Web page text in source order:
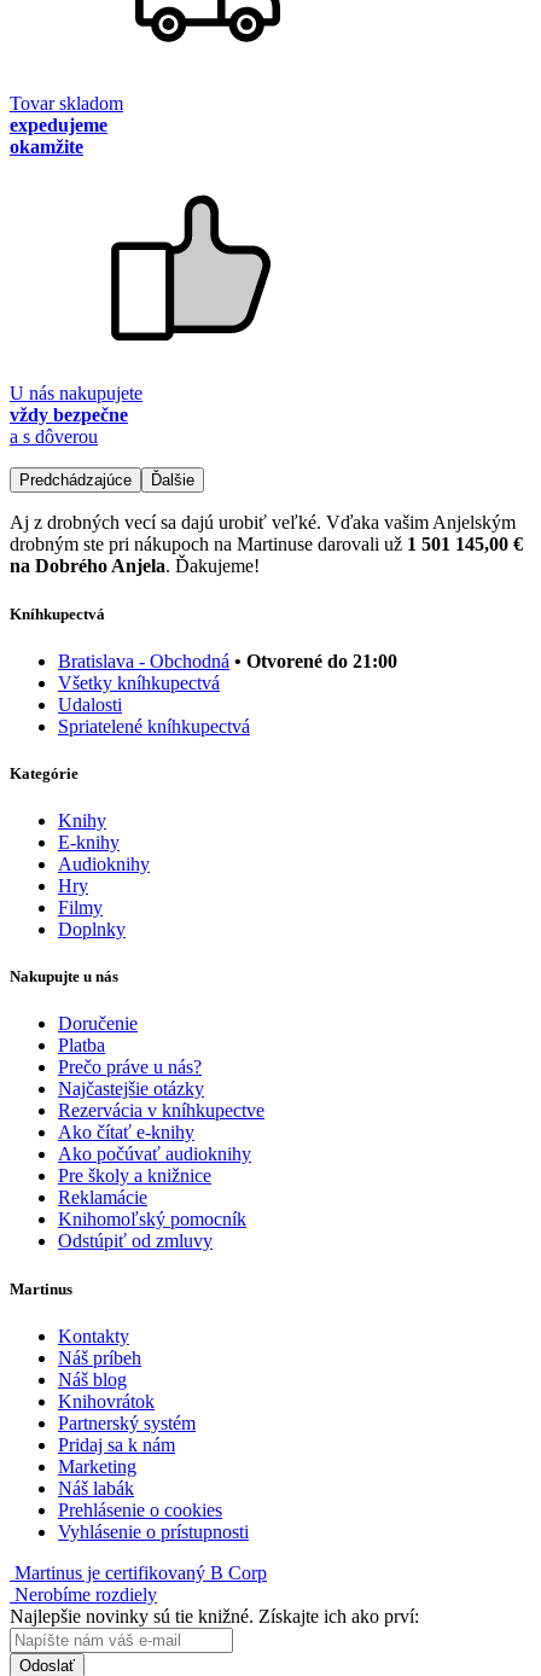
Tovar skladom
expedujeme
okamžite
U nás nakupujete
vždy bezpečne
a s dôverou
Predchádzajúce Ďalšie
Aj z drobných vecí sa dajú urobiť veľké. Vďaka vašim Anjelským
drobným ste pri nákupoch na Martinuse darovali už 1 501 145,00 €
na Dobrého Anjela. Ďakujeme!
Kníhkupectvá
Bratislava - Obchodná • Otvorené do 21:00
Všetky kníhkupectvá
Udalosti
Spriatelené kníhkupectvá
Kategórie
Knihy
E-knihy
Audioknihy
Hry
Filmy
Doplnky
Nakupujte u nás
Doručenie
Platba
Prečo práve u nás?
Najčastejšie otázky
Rezervácia v kníhkupectve
Ako čítať e-knihy
Ako počúvať audioknihy
Pre školy a knižnice
Reklamácie
Knihomoľský pomocník
Odstúpiť od zmluvy
Martinus
Kontakty
Náš príbeh
Náš blog
Knihovrátok
Partnerský systém
Pridaj sa k nám
Marketing
Náš labák
Prehlásenie o cookies
Vyhlásenie o prístupnosti
Martinus je certifikovaný B Corp
Nerobíme rozdiely
Najlepšie novinky sú tie knižné. Získajte ich ako prví:
Odoslať